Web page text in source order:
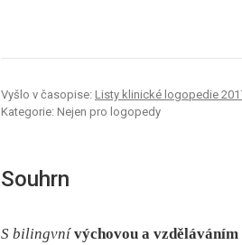
Vyšlo v časopise: Listy klinické logopedie
Kategorie: Nejen pro logopedy
Souhrn
S bilingvnívýchovou a vzděláváním